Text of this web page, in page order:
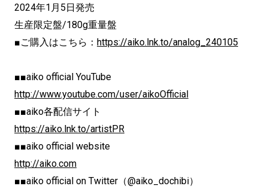
2024年1月5日発売
生産限定盤/180g重量盤
■ご購入はこちら： https://aiko.lnk.to/analog_240105
■■aiko official YouTube
http://www.youtube.com/user/aikoOfficial
■■aiko各配信サイト
https://aiko.lnk.to/artistPR
■■aiko official website
http://aiko.com
■■aiko official on Twitter（@aiko_dochibi）